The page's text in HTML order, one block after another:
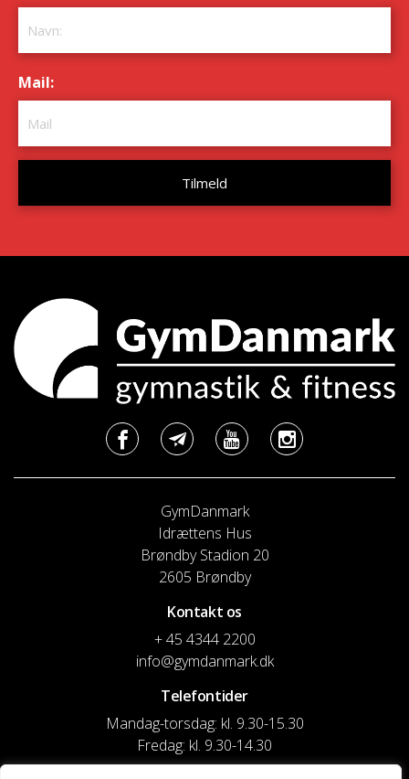
Mail:
GymDanmark
Idrættens Hus
Brøndby Stadion 20
2605 Brøndby
Kontakt os
+ 45 4344 2200
info@gymdanmark.dk
Telefontider
Mandag-torsdag: kl. 9.30-15.30
Fredag: kl. 9.30-14.30